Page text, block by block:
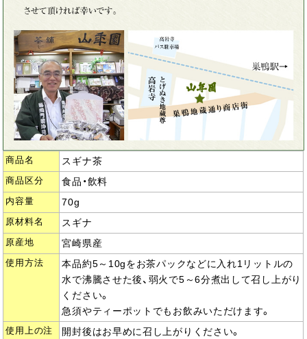
商品名 スギナ茶
商品区分 食品・飲料
内容量 70g
原材料名 スギナ
原産地 宮崎県産
使用方法
本品約5～10gをお茶パックなどに入れ1リットルの
水で沸騰させた後、弱火で5～6分煮出して召し上がり
ください。
急須やティーポットでもお飲みいただけます。
使用上の注
開封後はお早めに召し上がりください。